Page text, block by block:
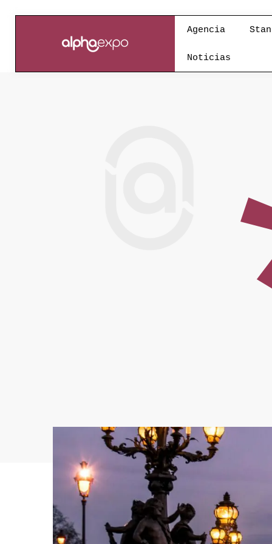
Agencia
Noticias